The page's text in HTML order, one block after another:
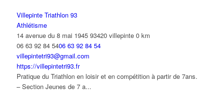
Villepinte Triathlon 93
Athlétisme
14 avenue du 8 mai 1945 93420 villepinte 0 km
06 63 92 84 5406 63 92 84 54
villepintetri93@gmail.com
https://villepintetri93.fr
Pratique du Triathlon en loisir et en compétition à partir de 7ans.
– Section Jeunes de 7 a...